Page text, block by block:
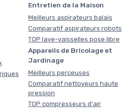
Entretien de la Maison
Meilleurs aspirateurs balais
Comparatif aspirateurs robots
TOP lave-vaisselles pose libre
Appareils de Bricolage et
Jardinage
Meilleurs perceuses
Comparatif nettoyeurs haute
pression
TOP compresseurs d'air